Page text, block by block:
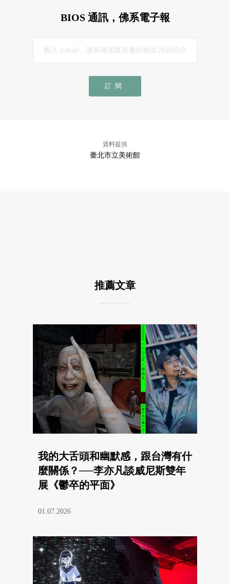
BIOS 通訊，佛系電子報
訂閱
資料提供
臺北市立美術館
推薦文章
我的大舌頭和幽默感，跟台灣有什
麼關係？──李亦凡談威尼斯雙年
展《鬱卒的平面》
01.07.2026